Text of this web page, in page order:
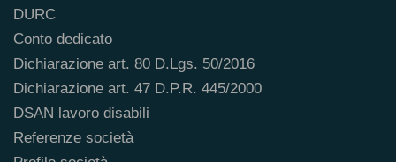
DURC
Conto dedicato
Dichiarazione art. 80 D.Lgs. 50/2016
Dichiarazione art. 47 D.P.R. 445/2000
DSAN lavoro disabili
Referenze società